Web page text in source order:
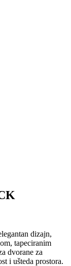
dizajn,
tapeciranim
dvorane za
i ušteda prostora.